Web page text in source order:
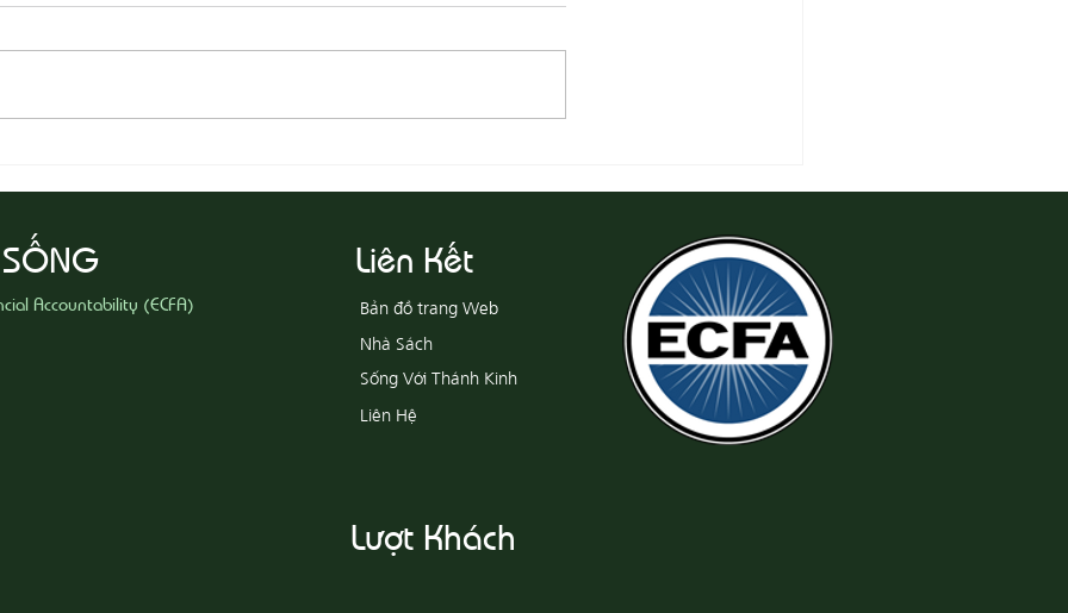
Khổ
Accountability (ECFA)
Liên Kết
Bản đồ trang Web
Nhà Sách
Sống Với Thánh Kinh
Liên Hệ
Lượt Khách